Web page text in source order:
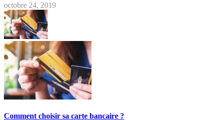
octobre 24, 2019
Comment choisir sa carte bancaire ?